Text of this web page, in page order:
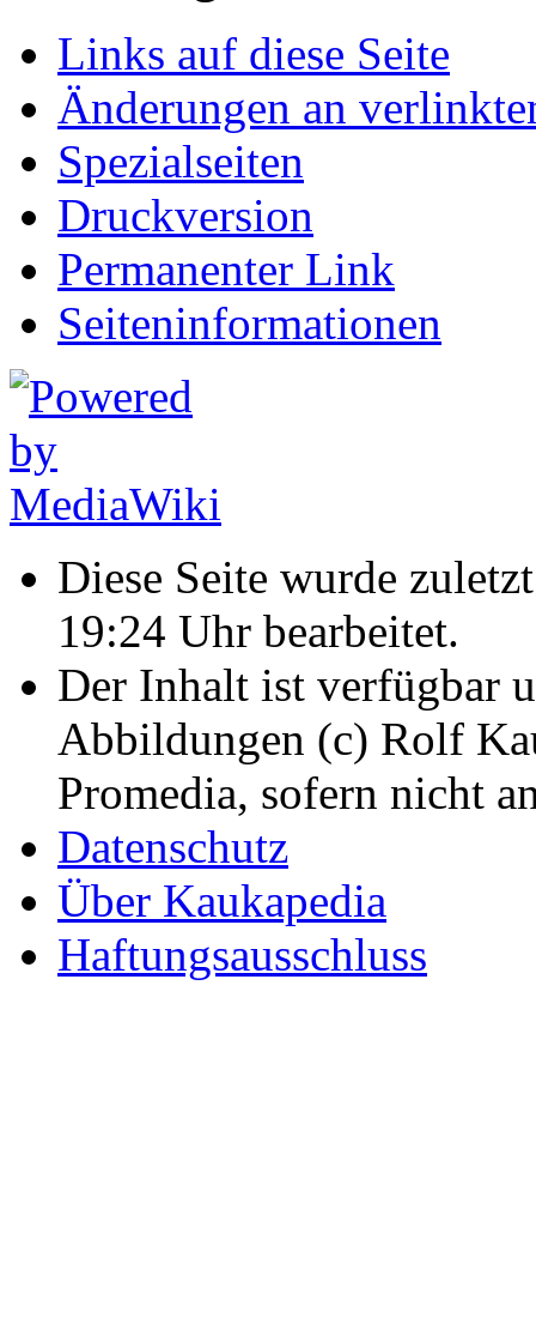
Links auf diese Seite
Änderungen an
Spezialseiten
Druckversion
Permanenter Link
Seiten­informationen
Diese Seite wurde
19:24 Uhr bearbeitet.
Der Inhalt ist verfügbar
Abbildungen (c) Rolf
Promedia, sofern nicht
Datenschutz
Über Kaukapedia
Haftungsausschluss